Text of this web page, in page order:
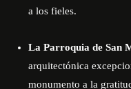
a los fieles.
La Parroquia de San
arquitectónica
monumento a la